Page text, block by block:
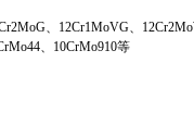
、12Cr1MoVG、
、10CrMo910等